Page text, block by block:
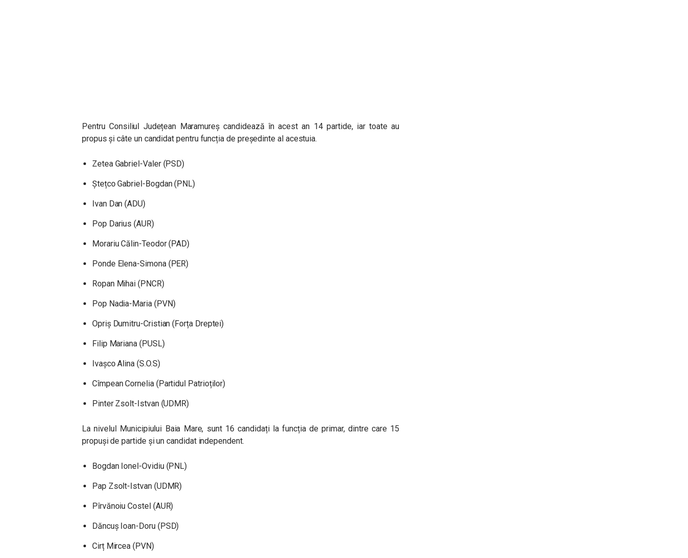
Pentru Consiliul Județean Maramureș candidează în acest an 14 partide, iar toate au
propus și câte un candidat pentru funcția de președinte al acestuia.
Zetea Gabriel-Valer (PSD)
Ștețco Gabriel-Bogdan (PNL)
Ivan Dan (ADU)
Pop Darius (AUR)
Morariu Călin-Teodor (PAD)
Ponde Elena-Simona (PER)
Ropan Mihai (PNCR)
Pop Nadia-Maria (PVN)
Opriș Dumitru-Cristian (Forța Dreptei)
Filip Mariana (PUSL)
Ivașco Alina (S.O.S)
Cîmpean Cornelia (Partidul Patrioților)
Pinter Zsolt-Istvan (UDMR)
La nivelul Municipiului Baia Mare, sunt 16 candidați la funcția de primar, dintre care 15
propuși de partide și un candidat independent.
Bogdan Ionel-Ovidiu (PNL)
Pap Zsolt-Istvan (UDMR)
Pîrvănoiu Costel (AUR)
Dăncuș Ioan-Doru (PSD)
Cirț Mircea (PVN)